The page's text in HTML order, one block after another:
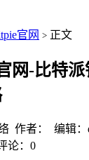
官网 > 正文
网-比特
作者： 编辑：
论：0